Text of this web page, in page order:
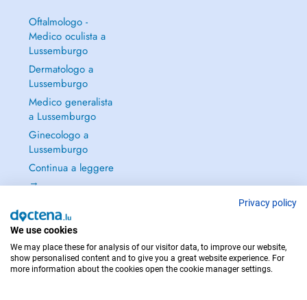
Oftalmologo -
Medico oculista a
Lussemburgo
Dermatologo a
Lussemburgo
Medico generalista
a Lussemburgo
Ginecologo a
Lussemburgo
Continua a leggere
→
PER LE URGENZE, CONSULTARE : 112
Copyright © 2026 - DOCTENA S.A. 42, Rue de la Vallée, L-2661 Luxembourg
Privacy policy
We use cookies
We may place these for analysis of our visitor data, to improve our website,
show personalised content and to give you a great website experience. For
more information about the cookies open the cookie manager settings.